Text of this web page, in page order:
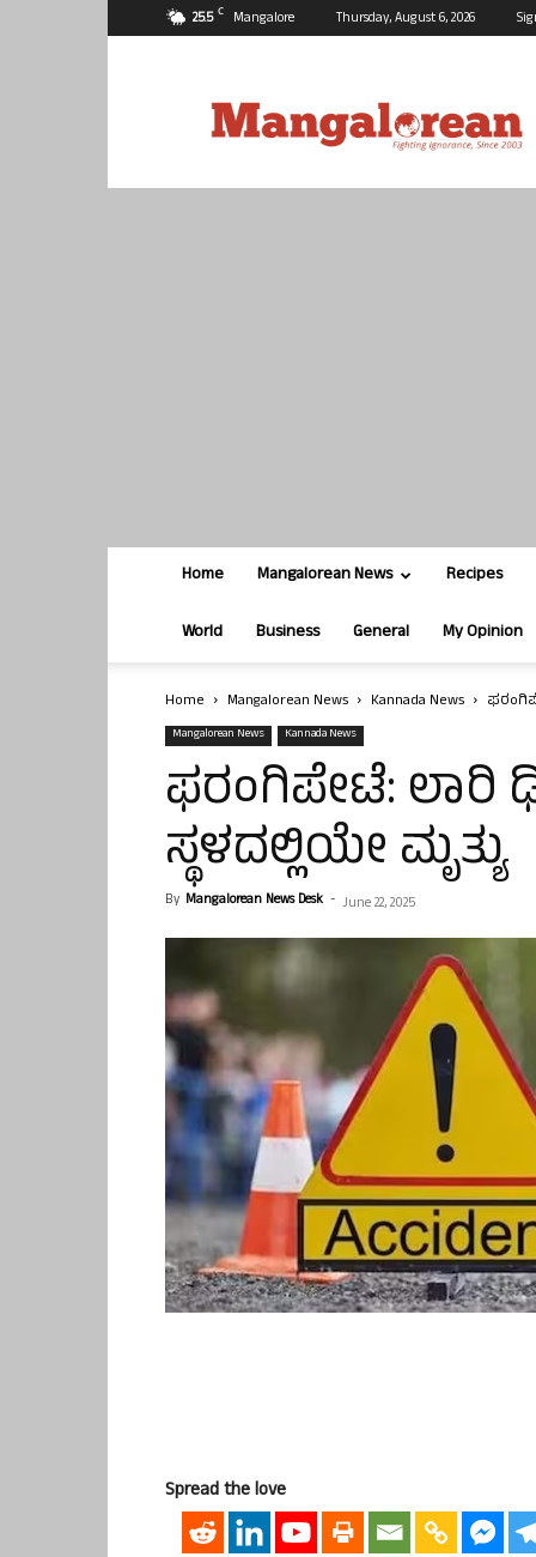
25.5 C Mangalore Thursday, August 6, 2026
Home Mangalorean News Recipes
World Business General My Opinion
Home Mangalorean News Kannada News
Mangalorean News Kannada News
ಫರಂಗಿಪೇಟೆ: ಲಾರಿ
ಸ್ಥಳದಲ್ಲಿಯೇ ಮೃತ್ಯು
By Mangalorean News Desk - June 22, 2025
Spread the love